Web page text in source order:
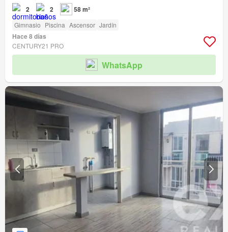
2 2 58 m²
Gimnasio Piscina Ascensor Jardín
Hace 8 días
CENTURY21 PRO
WhatsApp